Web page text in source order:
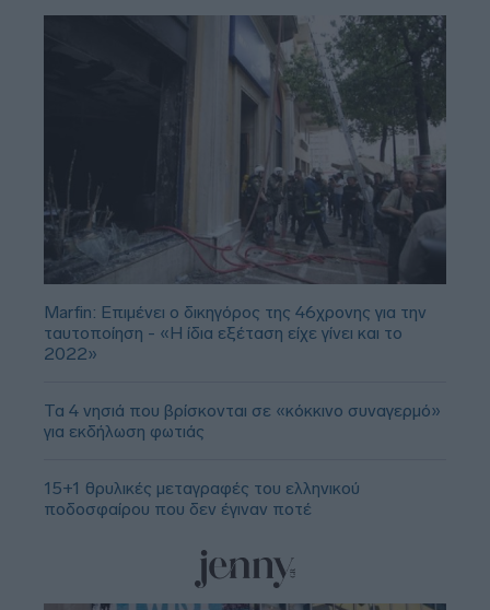
Marfin: Επιμένει ο δικηγόρος της 46χρονης για την
ταυτοποίηση - «Η ίδια εξέταση είχε γίνει και το
2022»
Τα 4 νησιά που βρίσκονται σε «κόκκινο συναγερμό»
για εκδήλωση φωτιάς
15+1 θρυλικές μεταγραφές του ελληνικού
ποδοσφαίρου που δεν έγιναν ποτέ